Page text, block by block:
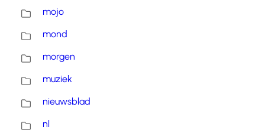
mojo
mond
morgen
muziek
nieuwsblad
nl